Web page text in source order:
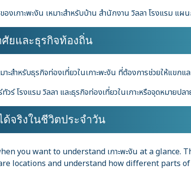
เกาะพะงัน เหมาะสำหรับบ้าน สำนักงาน วิลลา โรงแรม
ยและธุรกิจท้องถิ่น
าะสำหรับธุรกิจท่องเที่ยวในเกาะพะงัน ที่ต้องการช่วยให้แข
วร์ โรงแรม วิลลา และธุรกิจท่องเที่ยวในเกาะหรือจุดหมาย
จริงในชีวิตประจำวัน
you want to understand เกาะพะงัน at a glance.
locations and understand how different parts of เ